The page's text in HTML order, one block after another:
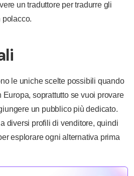
un traduttore per tradurre gli
polacco.
le uniche scelte possibili quando
soprattutto se vuoi provare
un pubblico più dedicato.
diversi profili di venditore, quindi
esplorare ogni alternativa prima